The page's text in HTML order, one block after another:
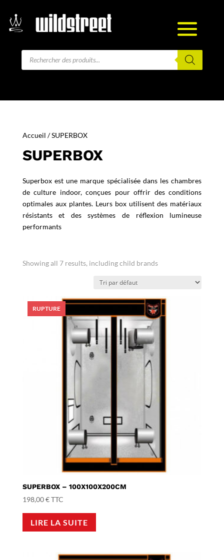
Recherche
Accueil / SUPERBOX
SUPERBOX
Superbox est une marque spécialisée dans les chambres
de culture indoor, conçues pour offrir des conditions
optimales aux plantes. Leurs box utilisent des matériaux
résistants et des systèmes de réflexion lumineuse
performants
Showing all 7 results, including child brands
SUPERBOX – 100X100X200CM
198,00€TTC
LIRE LA SUITE